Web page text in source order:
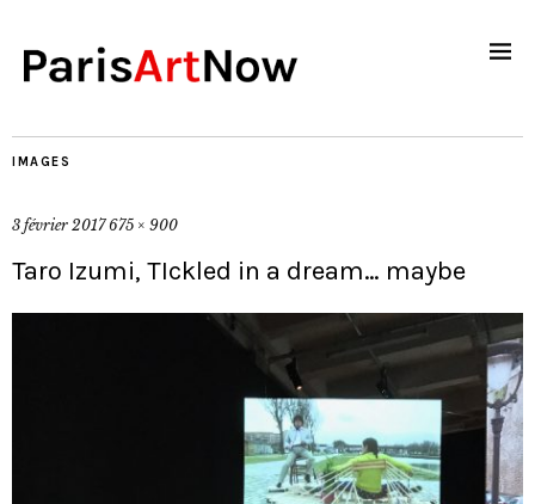
IMAGES
3 février 2017 675 × 900
Taro Izumi, TIckled in a dream… maybe